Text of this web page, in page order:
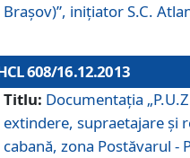
Braşov)”, iniţiator S.C.
608/16.12.2013
Titlu: Documentaţia
extindere, supraetajare şi
cabană, zona Postăvarul -